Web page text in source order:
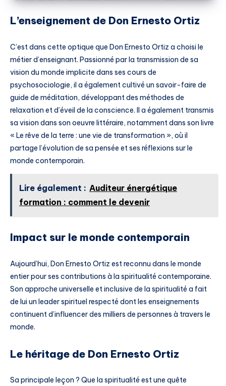
L’enseignement de Don Ernesto Ortiz
C’est dans cette optique que Don Ernesto Ortiz a choisi le
métier d’enseignant. Passionné par la transmission de sa
vision du monde implicite dans ses cours de
psychosociologie, il a également cultivé un savoir-faire de
guide de méditation, développant des méthodes de
relaxation et d’éveil de la conscience. Il a également transmis
sa vision dans son oeuvre littéraire, notamment dans son livre
« Le rêve de la terre : une vie de transformation », où il
partage l’évolution de sa pensée et ses réflexions sur le
monde contemporain.
Lire également : Auditeur énergétique
formation : comment le devenir
Impact sur le monde contemporain
Aujourd’hui, Don Ernesto Ortiz est reconnu dans le monde
entier pour ses contributions à la spiritualité contemporaine.
Son approche universelle et inclusive de la spiritualité a fait
de lui un leader spirituel respecté dont les enseignements
continuent d’influencer des milliers de personnes à travers le
monde.
Le héritage de Don Ernesto Ortiz
Sa principale leçon ? Que la spiritualité est une quête